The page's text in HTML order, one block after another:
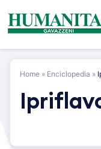
content
Home » Enciclopedia »